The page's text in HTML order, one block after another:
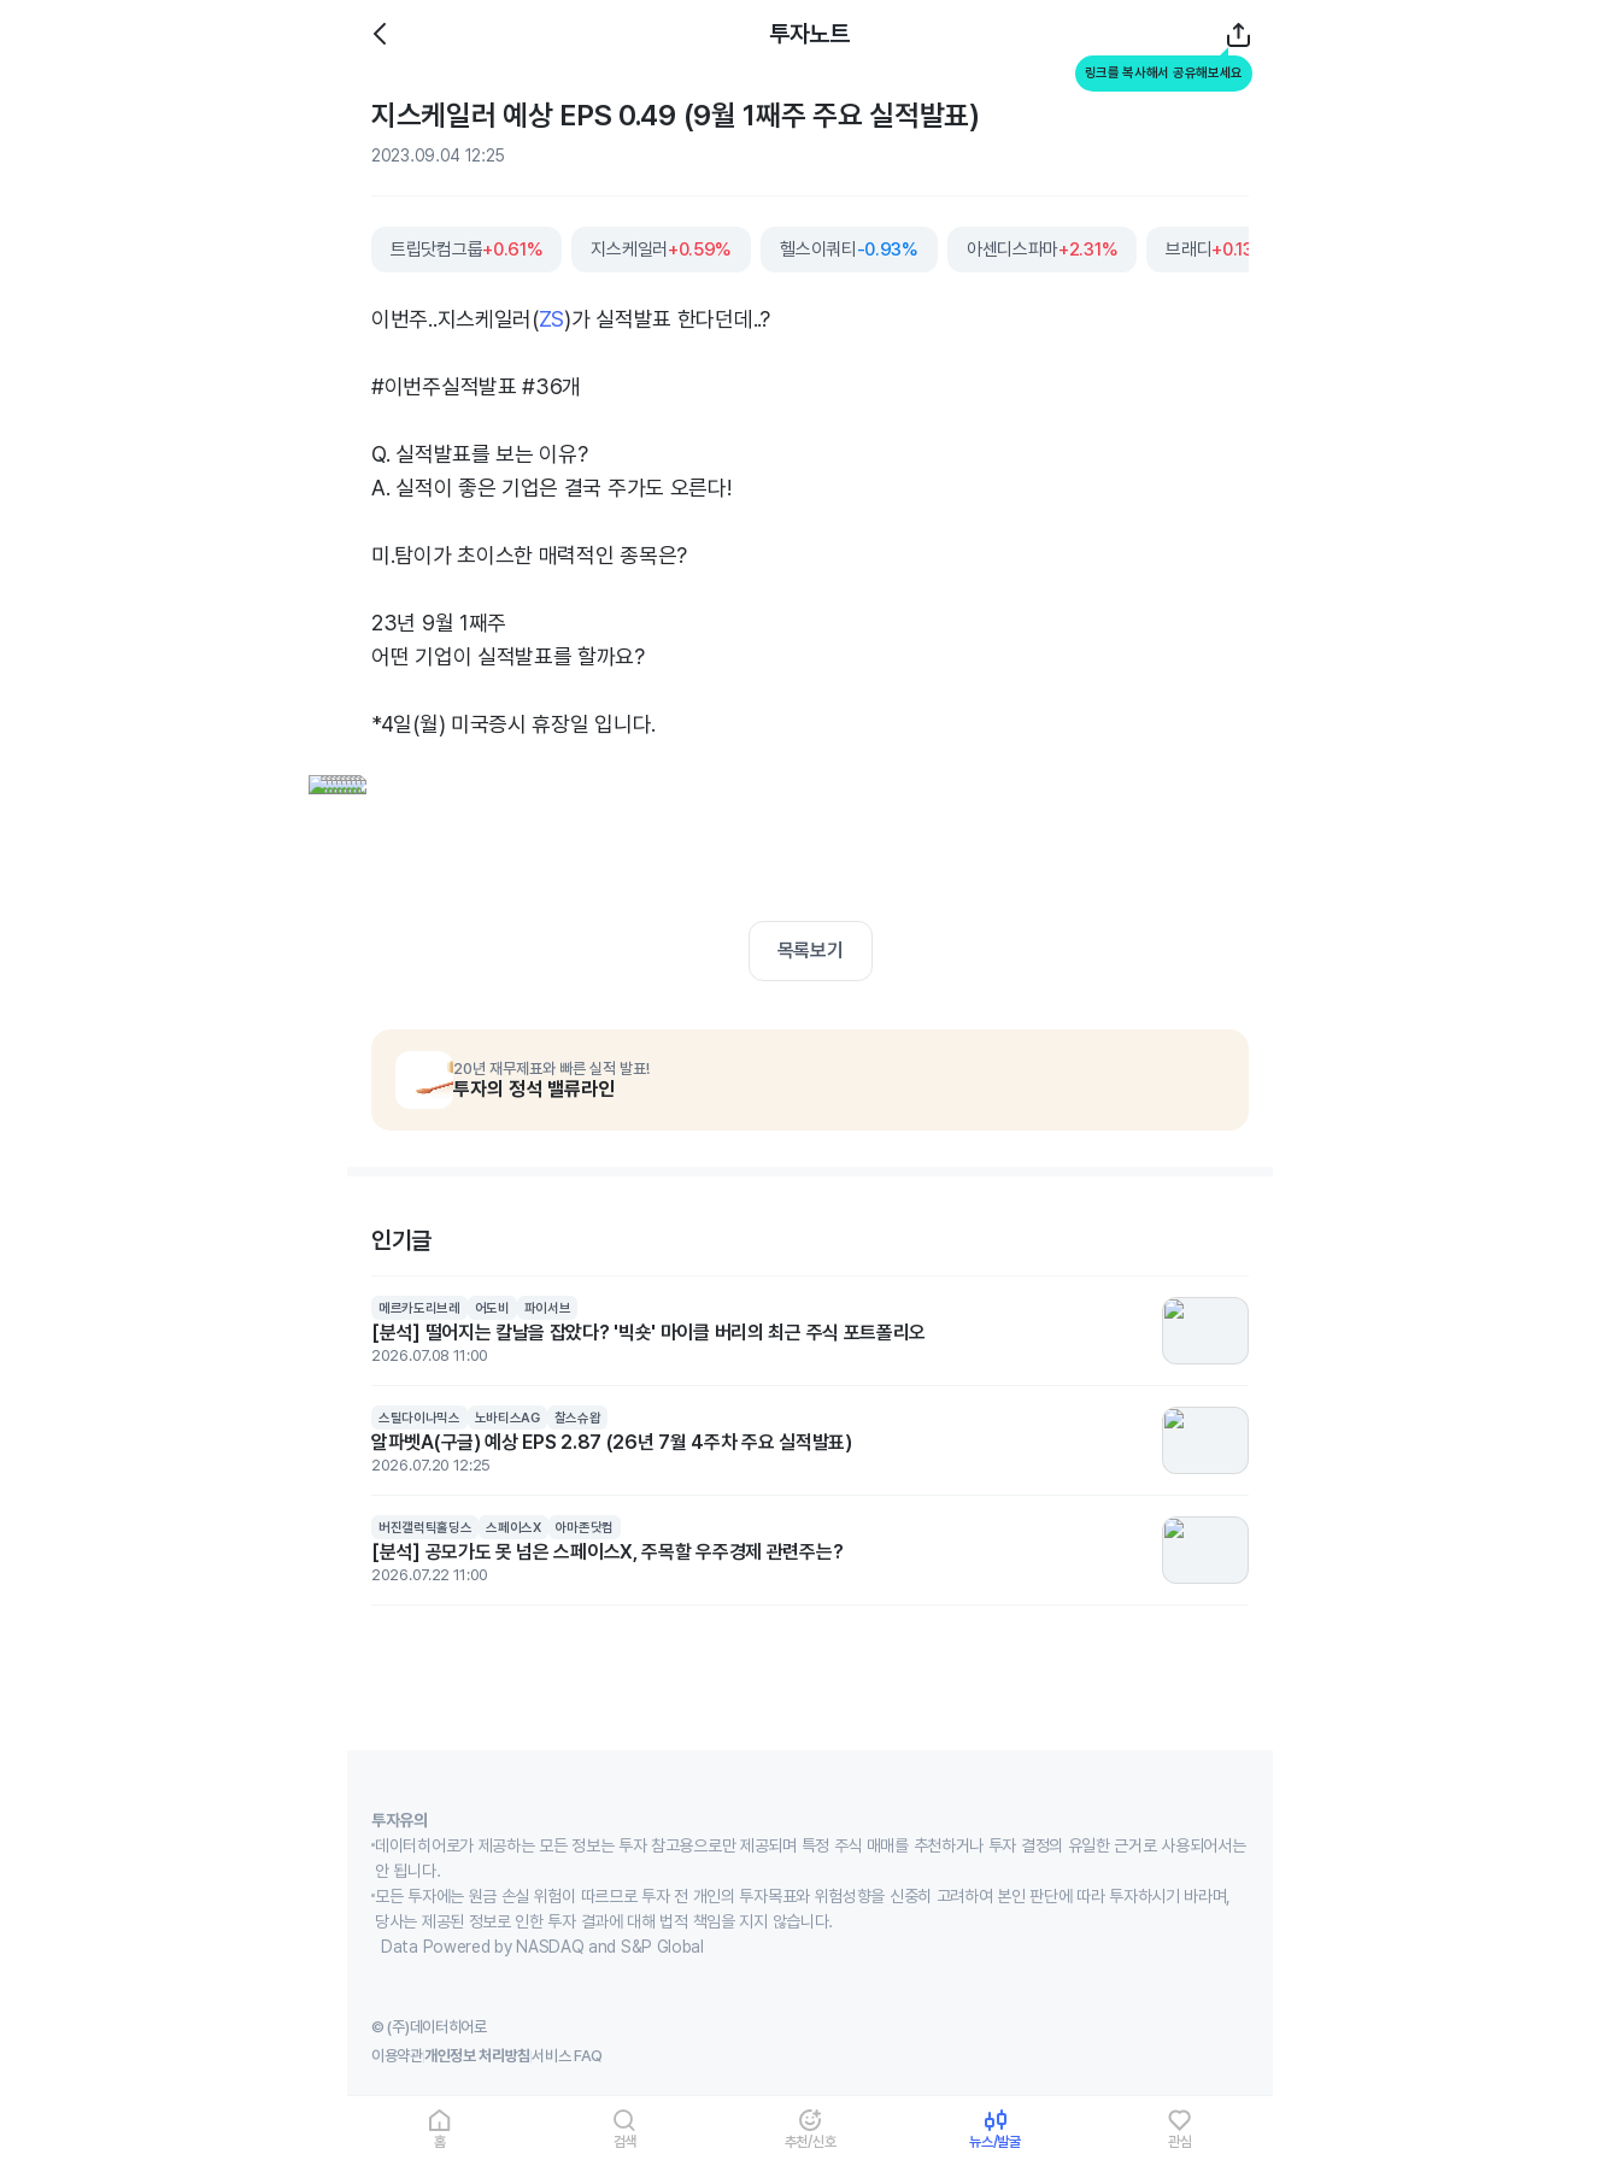
홈 검색 추천/신호 뉴스/발굴 관심
투자노트
링크를 복사해서 공유해보세요
지스케일러 예상 EPS 0.49 (9월 1째주 주요 실적발표)
2023.09.04 12:25
트립닷컴그룹+0.61% 지스케일러 +0.59% 헬스이쿼티 -0.93% 아센디스파마+2.31% 브래디 +0.13%
이번주..지스케일러(ZS)가 실적발표 한다던데..?
#이번주실적발표 #36개
Q. 실적발표를 보는 이유?
A. 실적이 좋은 기업은 결국 주가도 오른다!
미.탐이가 초이스한 매력적인 종목은?
23년 9월 1째주
어떤 기업이 실적발표를 할까요?
*4일(월) 미국증시 휴장일 입니다.
목록보기
20년 재무제표와 빠른 실적 발표!
투자의 정석 밸류라인
인기글
메르카도리브레 어도비 파이서브
[분석] 떨어지는 칼날을 잡았다? '빅숏' 마이클 버리의 최근 주식 포트폴리오
2026.07.08 11:00
스틸다이나믹스 노바티스AG 찰스슈왑
알파벳A(구글) 예상 EPS 2.87 (26년 7월 4주차 주요 실적발표)
2026.07.20 12:25
버진갤럭틱홀딩스 스페이스X 아마존닷컴
[분석] 공모가도 못 넘은 스페이스X, 주목할 우주경제 관련주는?
2026.07.22 11:00
투자유의
데이터히어로가 제공하는 모든 정보는 투자 참고용으로만 제공되며 특정 주식 매매를 추천하거나 투자 결정의 유일한 근거로 사용되어서는
안 됩니다.
모든 투자에는 원금 손실 위험이 따르므로 투자 전 개인의 투자목표와 위험성향을 신중히 고려하여 본인 판단에 따라 투자하시기 바라며,
당사는 제공된 정보로 인한 투자 결과에 대해 법적 책임을 지지 않습니다.
Data Powered by NASDAQ and S&P Global
© (주)데이터히어로
이용약관개인정보 처리방침서비스 FAQ